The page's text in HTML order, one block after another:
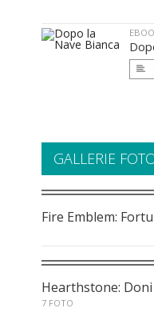
GALLERIE
Fire Emblem:
Hearthstone:
7 FOTO